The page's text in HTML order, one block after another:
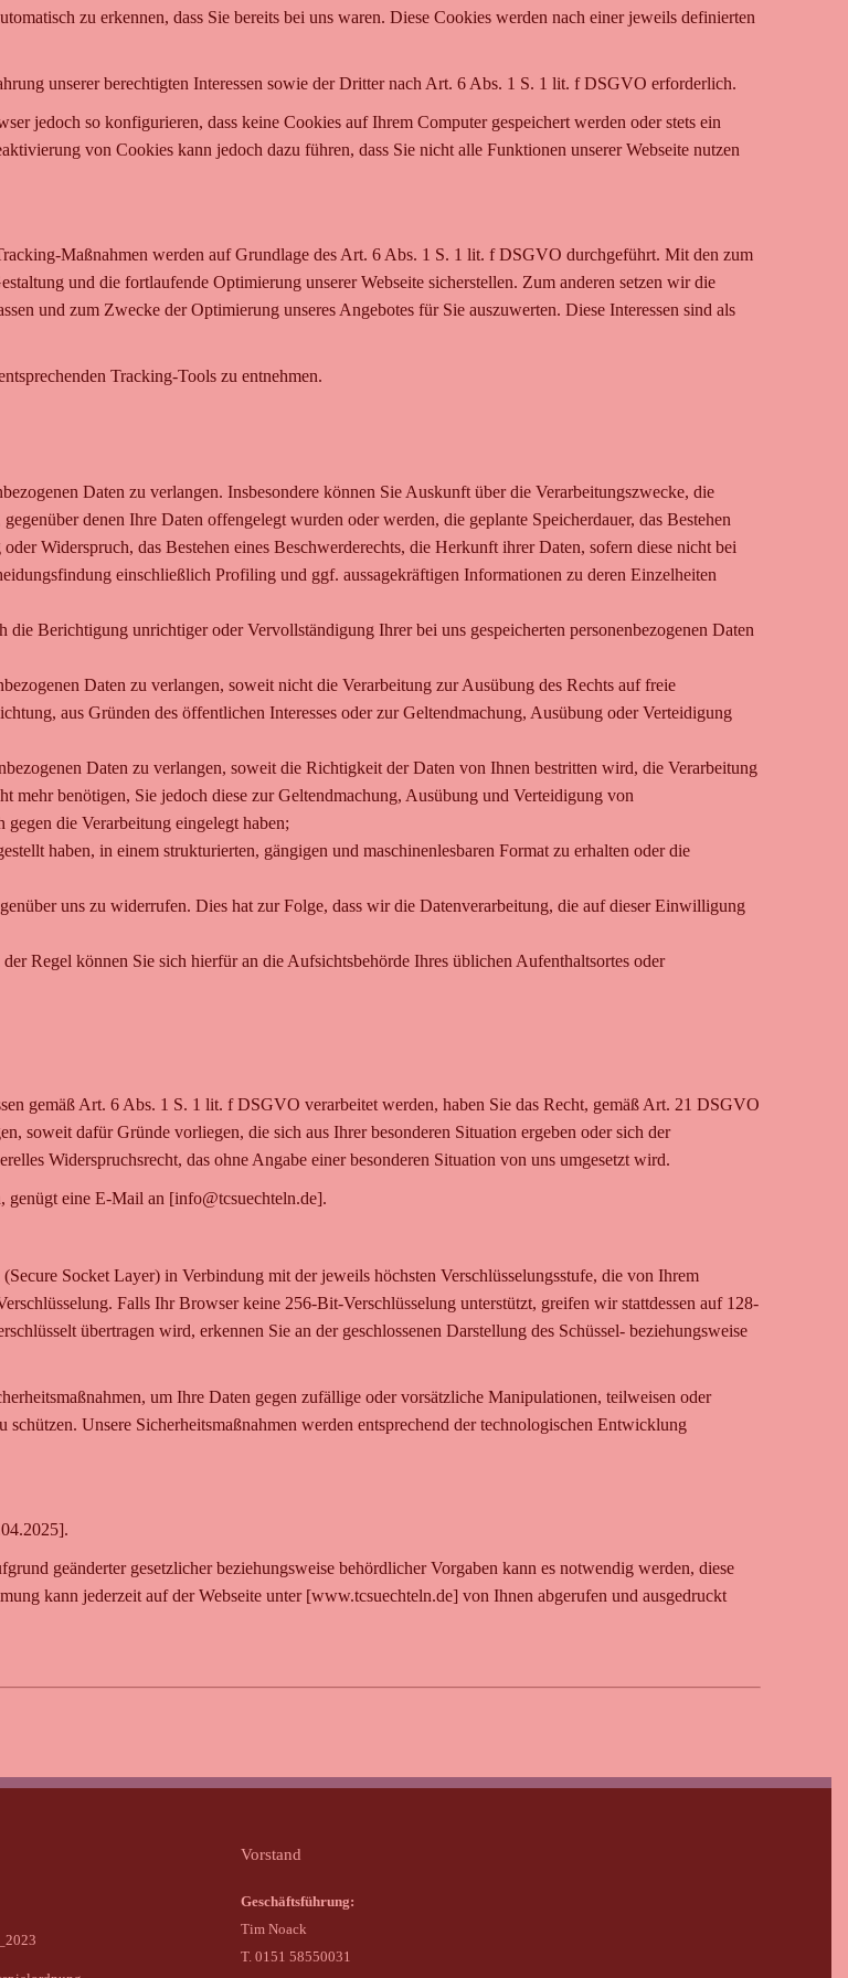
zu erkennen, dass Sie bereits bei uns waren. Diese Cookies werden nach einer jeweils definierten
unserer berechtigten Interessen sowie der Dritter nach Art. 6 Abs. 1 S. 1 lit. f DSGVO erforderlich.
jedoch so konfigurieren, dass keine Cookies auf Ihrem Computer gespeichert werden oder stets ein
von Cookies kann jedoch dazu führen, dass Sie nicht alle Funktionen unserer Webseite nutzen
Maßnahmen werden auf Grundlage des Art. 6 Abs. 1 S. 1 lit. f DSGVO durchgeführt. Mit den zum
und die fortlaufende Optimierung unserer Webseite sicherstellen. Zum anderen setzen wir die
und zum Zwecke der Optimierung unseres Angebotes für Sie auszuwerten. Diese Interessen sind als
Tracking-Tools zu entnehmen.
Daten zu verlangen. Insbesondere können Sie Auskunft über die Verarbeitungszwecke, die
denen Ihre Daten offengelegt wurden oder werden, die geplante Speicherdauer, das Bestehen
Widerspruch, das Bestehen eines Beschwerderechts, die Herkunft ihrer Daten, sofern diese nicht bei
einschließlich Profiling und ggf. aussagekräftigen Informationen zu deren Einzelheiten
Berichtigung unrichtiger oder Vervollständigung Ihrer bei uns gespeicherten personenbezogenen Daten
Daten zu verlangen, soweit nicht die Verarbeitung zur Ausübung des Rechts auf freie
aus Gründen des öffentlichen Interesses oder zur Geltendmachung, Ausübung oder Verteidigung
Daten zu verlangen, soweit die Richtigkeit der Daten von Ihnen bestritten wird, die Verarbeitung
mehr benötigen, Sie jedoch diese zur Geltendmachung, Ausübung und Verteidigung von
die Verarbeitung eingelegt haben;
haben, in einem strukturierten, gängigen und maschinenlesbaren Format zu erhalten oder die
uns zu widerrufen. Dies hat zur Folge, dass wir die Datenverarbeitung, die auf dieser Einwilligung
Regel können Sie sich hierfür an die Aufsichtsbehörde Ihres üblichen Aufenthaltsortes oder
gemäß Art. 6 Abs. 1 S. 1 lit. f DSGVO verarbeitet werden, haben Sie das Recht, gemäß Art. 21 DSGVO
soweit dafür Gründe vorliegen, die sich aus Ihrer besonderen Situation ergeben oder sich der
Widerspruchsrecht, das ohne Angabe einer besonderen Situation von uns umgesetzt wird.
genügt eine E-Mail an [info@tcsuechteln.de].
Socket Layer) in Verbindung mit der jeweils höchsten Verschlüsselungsstufe, die von Ihrem
Falls Ihr Browser keine 256-Bit-Verschlüsselung unterstützt, greifen wir stattdessen auf 128-
übertragen wird, erkennen Sie an der geschlossenen Darstellung des Schüssel- beziehungsweise
um Ihre Daten gegen zufällige oder vorsätzliche Manipulationen, teilweisen oder
Unsere Sicherheitsmaßnahmen werden entsprechend der technologischen Entwicklung
geänderter gesetzlicher beziehungsweise behördlicher Vorgaben kann es notwendig werden, diese
kann jederzeit auf der Webseite unter [www.tcsuechteln.de] von Ihnen abgerufen und ausgedruckt
Vorstand
Geschäftsführung:
Tim Noack
T. 0151 58550031